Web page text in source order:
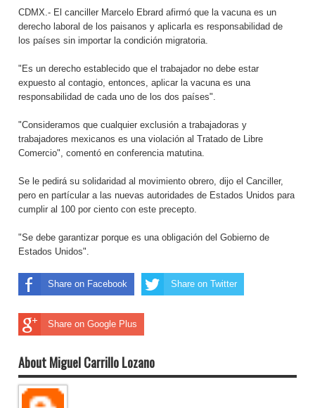
CDMX.- El canciller Marcelo Ebrard afirmó que la vacuna es un
derecho laboral de los paisanos y aplicarla es responsabilidad de
los países sin importar la condición migratoria.
"Es un derecho establecido que el trabajador no debe estar
expuesto al contagio, entonces, aplicar la vacuna es una
responsabilidad de cada uno de los dos países".
"Consideramos que cualquier exclusión a trabajadoras y
trabajadores mexicanos es una violación al Tratado de Libre
Comercio", comentó en conferencia matutina.
Se le pedirá su solidaridad al movimiento obrero, dijo el Canciller,
pero en partícular a las nuevas autoridades de Estados Unidos para
cumplir al 100 por ciento con este precepto.
"Se debe garantizar porque es una obligación del Gobierno de
Estados Unidos".
Share on Facebook Share on Twitter
Share on Google Plus
About Miguel Carrillo Lozano